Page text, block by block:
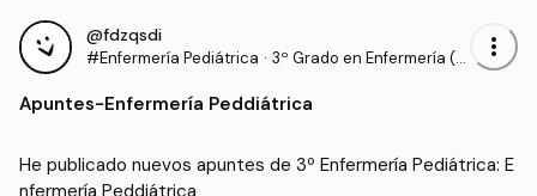
@fdzqsdi
#Enfermería Pediátrica · 3º Grado en Enfermería (U
more_vert
Apuntes-Enfermería Peddiátrica
He publicado nuevos apuntes de 3º Enfermería Pediátrica: E
nfermería Peddiátrica